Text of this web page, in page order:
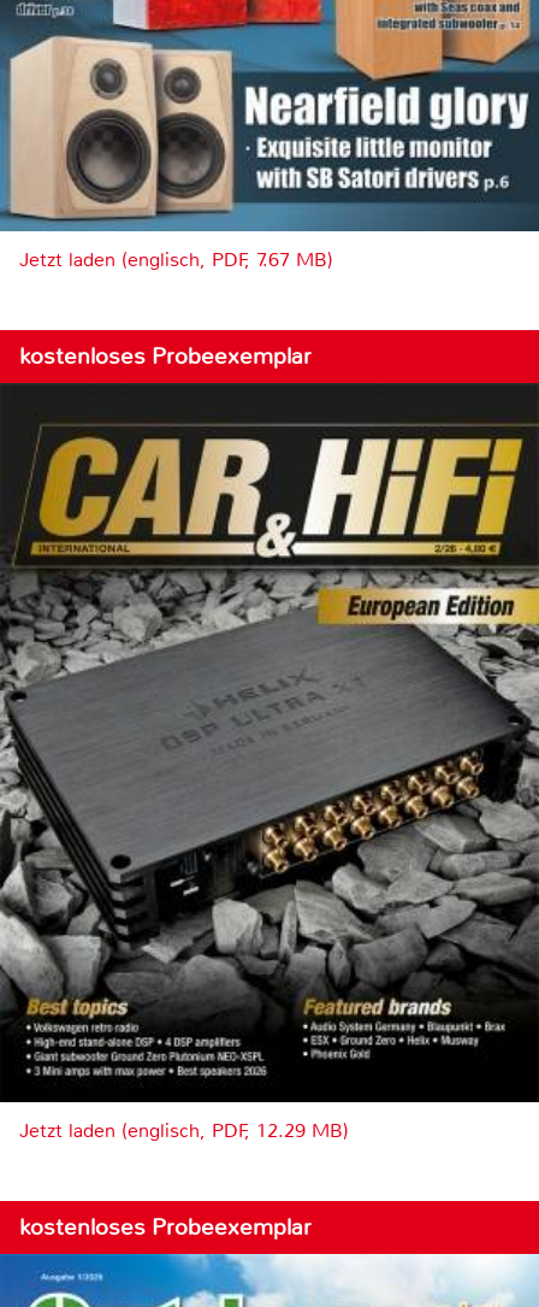
Jetzt laden (englisch, PDF, 7.67 MB)
kostenloses Probeexemplar
Jetzt laden (englisch, PDF, 12.29 MB)
kostenloses Probeexemplar